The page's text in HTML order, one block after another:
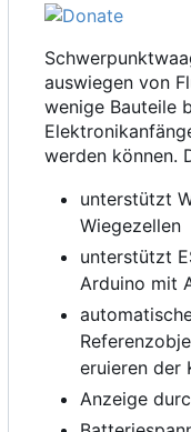
auswiegen von
wenige Bauteile
werden können.
unterstützt
Wiegezellen
unterstützt
Arduino mit
eruieren der
Anzeige